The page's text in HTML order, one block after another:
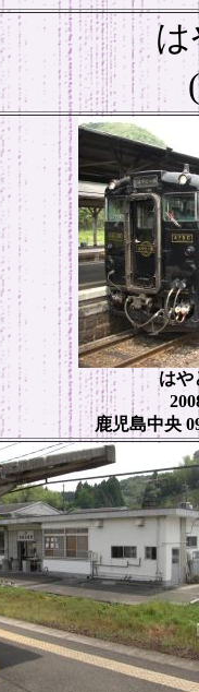
はや
鹿児島中央